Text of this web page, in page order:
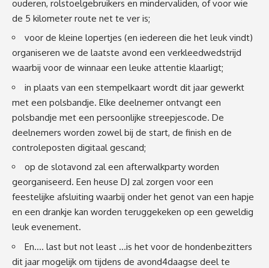
ouderen, rolstoelgebruikers en mindervaliden, of voor wie
de 5 kilometer route net te ver is;
voor de kleine lopertjes (en iedereen die het leuk vindt)
organiseren we de laatste avond een verkleedwedstrijd
waarbij voor de winnaar een leuke attentie klaarligt;
in plaats van een stempelkaart wordt dit jaar gewerkt
met een polsbandje. Elke deelnemer ontvangt een
polsbandje met een persoonlijke streepjescode. De
deelnemers worden zowel bij de start, de finish en de
controleposten digitaal gescand;
op de slotavond zal een afterwalkparty worden
georganiseerd. Een heuse DJ zal zorgen voor een
feestelijke afsluiting waarbij onder het genot van een hapje
en een drankje kan worden teruggekeken op een geweldig
leuk evenement.
En…. last but not least …is het voor de hondenbezitters
dit jaar mogelijk om tijdens de avond4daagse deel te